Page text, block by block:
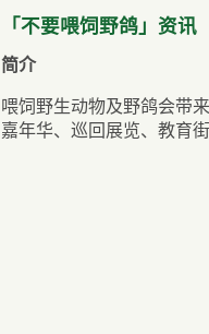
「不要喂饲野鸽」资讯
简介
喂饲野生动物及野鸽会带
嘉年华、巡回展览、教育